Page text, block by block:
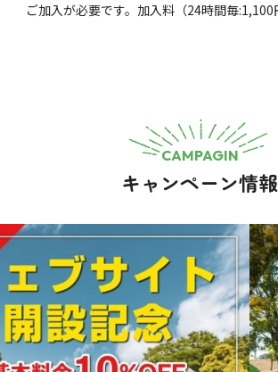
ご加入が必要です。加入料（24時間毎:1,100
CAMPAGIN
キャンペーン情報